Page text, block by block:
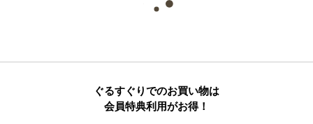
ぐるすぐりでのお買い物は
会員特典利用がお得！